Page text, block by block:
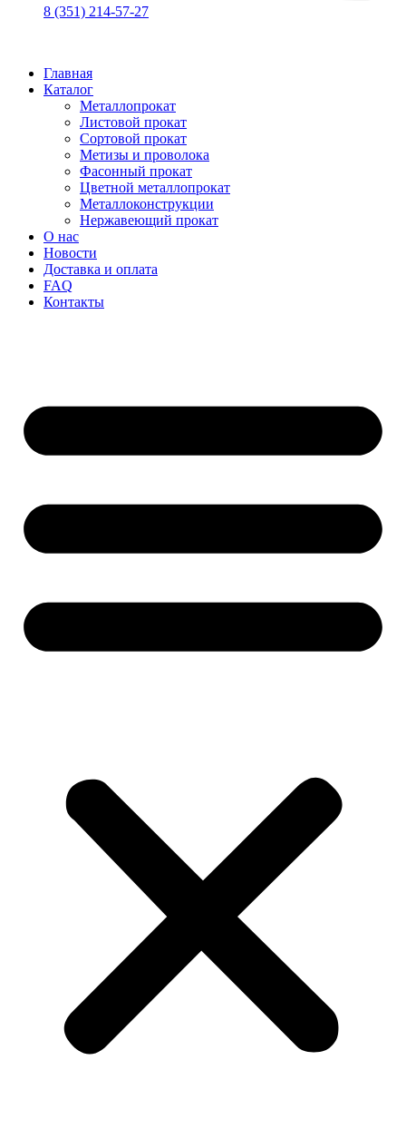
8 (351) 214-57-27
Главная
Каталог
Металлопрокат
Листовой прокат
Сортовой прокат
Метизы и проволока
Фасонный прокат
Цветной металлопрокат
Металлоконструкции
Нержавеющий прокат
О нас
Новости
Доставка и оплата
FAQ
Контакты